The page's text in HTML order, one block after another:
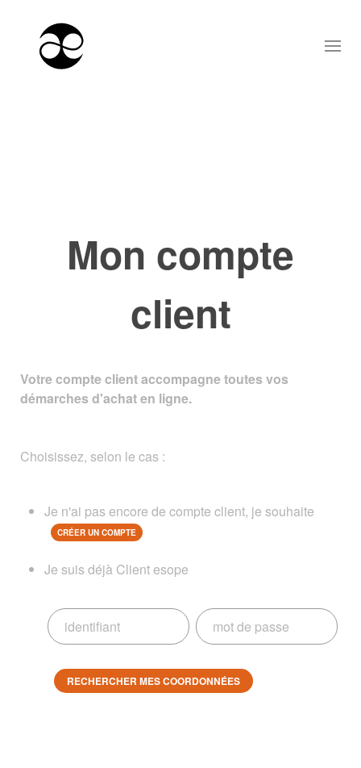
Mon compte
client
Votre compte client accompagne toutes vos
démarches d'achat en ligne.
Choisissez, selon le cas :
Je n'ai pas encore de compte client, je souhaite
CRÉER UN COMPTE
Je suis déjà Client esope
RECHERCHER MES COORDONNÉES